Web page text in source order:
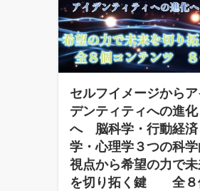
セルフイメージからア
デンティティへの進化
へ 脳科学・行動経済
学・心理学３つの科
視点から希望の力で
を切り拓く鍵 全８